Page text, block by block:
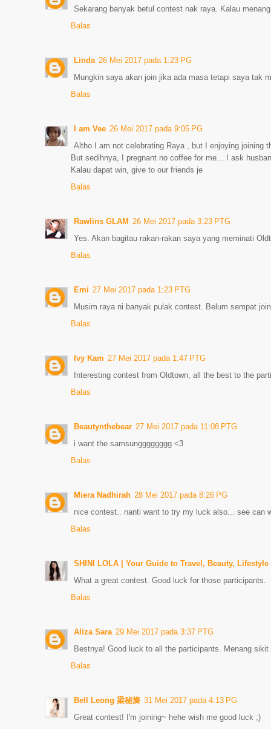
Sekarang banyak betul contest nak raya. Kalau
Balas
Linda 26 Mei 2017 pada 1:23 PG
Mungkin saya akan join jika ada masa tetapi saya tak
Balas
I am Vee 26 Mei 2017 pada 9:05 PG
Altho I am not celebrating Raya , but I enjoying joining
But sedihnya, I pregnant no coffee for me... I ask
Kalau dapat win, give to our friends je
Balas
Rawlins GLAM 26 Mei 2017 pada 3:23 PTG
Yes. Akan bagitau rakan-rakan saya yang meminati
Balas
Emi 27 Mei 2017 pada 1:23 PTG
Musim raya ni banyak pulak contest. Belum sempat
Balas
Ivy Kam 27 Mei 2017 pada 1:47 PTG
Interesting contest from Oldtown, all the best to the
Balas
Beautynthebear 27 Mei 2017 pada 11:08 PTG
i want the samsungggggggg <3
Balas
Miera Nadhirah 28 Mei 2017 pada 8:26 PG
nice contest.. nanti want to try my luck also... see can
Balas
SHINI LOLA | Your Guide to Travel, Beauty, Lifestyle
What a great contest. Good luck for those participants.
Balas
Aliza Sara 29 Mei 2017 pada 3:37 PTG
Bestnya! Good luck to all the participants. Menang sikit
Balas
Bell Leong 梁秘旖 31 Mei 2017 pada 4:13 PG
Great contest! I'm joining~ hehe wish me good luck ;)